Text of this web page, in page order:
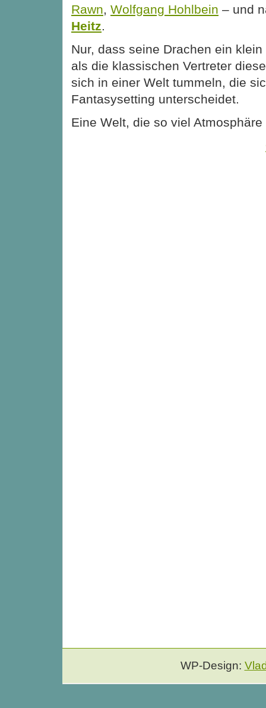
Rawn, Wolfgang Hohlbein – und
Heitz.
Nur, dass seine Drachen ein
als die klassischen Vertreter
sich in einer Welt tummeln, die
Fantasysetting unterscheidet.
Eine Welt, die so viel Atmosphäre
WP-Design: